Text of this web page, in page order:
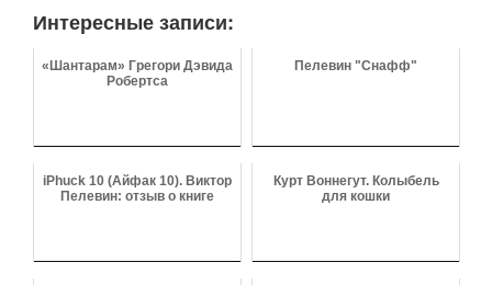
Интересные записи:
«Шантарам» Грегори Дэвида
Робертса
Пелевин "Снафф"
iPhuck 10 (Айфак 10). Виктор
Пелевин: отзыв о книге
Курт Воннегут. Колыбель
для кошки